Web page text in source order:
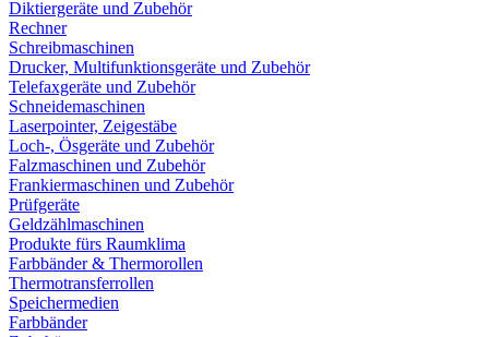
Diktiergeräte und Zubehör
Rechner
Schreibmaschinen
Drucker, Multifunktionsgeräte und Zubehör
Telefaxgeräte und Zubehör
Schneidemaschinen
Laserpointer, Zeigestäbe
Loch-, Ösgeräte und Zubehör
Falzmaschinen und Zubehör
Frankiermaschinen und Zubehör
Prüfgeräte
Geldzählmaschinen
Produkte fürs Raumklima
Farbbänder & Thermorollen
Thermotransferrollen
Speichermedien
Farbbänder